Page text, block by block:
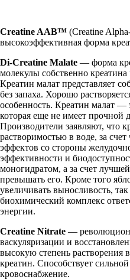
Creatine AAB™ (Creatine
высокоэффективная форма
Di-Creatine Malate — форма
молекулы собственно
Креатин малат представляет
без запаха. Хорошо
особенность. Креатин малат —
которая еще не имеет прочной
Производители заявляют, что
растворимостью в воде, за
эффектов со стороны
эффективности и
моногидратом, а за счет
превышать его. Кроме того
увеличивать выносливость,
биохимический комплекс
энергии.
Creatine Nitrate —
васкуляризации и
высокую степень растворения
креатин. Способствует
кровоснабжение.